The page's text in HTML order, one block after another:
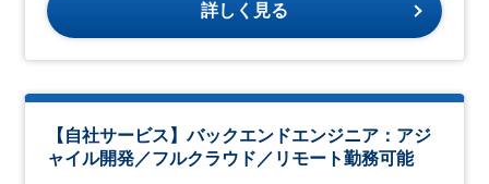
詳しく見る
【自社サービス】バックエンドエンジニア：アジ
ャイル開発／フルクラウド／リモート勤務可能